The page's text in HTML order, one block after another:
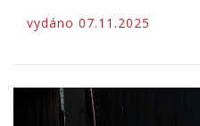
vydáno 07.11.2025